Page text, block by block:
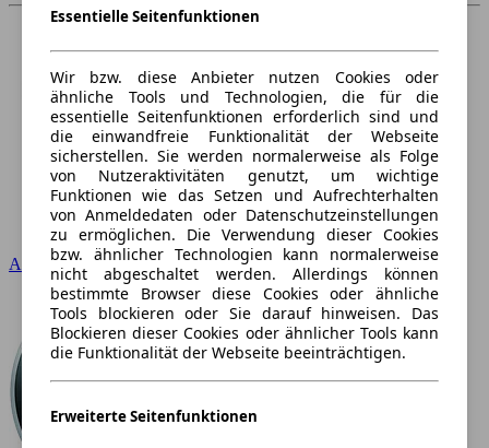
Audi
Essentielle Seitenfunktionen
Wir bzw. diese Anbieter nutzen Cookies oder
ähnliche Tools und Technologien, die für die
essentielle Seitenfunktionen erforderlich sind und
die einwandfreie Funktionalität der Webseite
sicherstellen. Sie werden normalerweise als Folge
von Nutzeraktivitäten genutzt, um wichtige
Funktionen wie das Setzen und Aufrechterhalten
von Anmeldedaten oder Datenschutzeinstellungen
zu ermöglichen. Die Verwendung dieser Cookies
bzw. ähnlicher Technologien kann normalerweise
nicht abgeschaltet werden. Allerdings können
bestimmte Browser diese Cookies oder ähnliche
Tools blockieren oder Sie darauf hinweisen. Das
Blockieren dieser Cookies oder ähnlicher Tools kann
die Funktionalität der Webseite beeinträchtigen.
Erweiterte Seitenfunktionen